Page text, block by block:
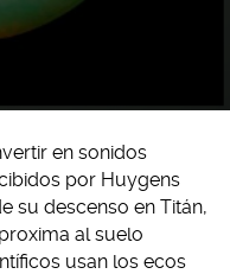
en sonidos
por Huygens
su descenso en Titán,
al suelo
usan los ecos